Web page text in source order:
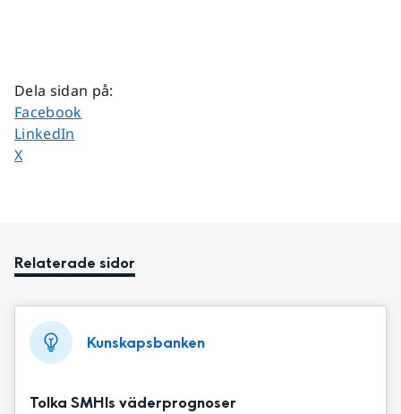
Dela sidan på:
Dela sidan på
Facebook
Dela sidan på
LinkedIn
Dela sidan på
X
Relaterade sidor
Kunskapsbanken
Tolka SMHIs väderprognoser